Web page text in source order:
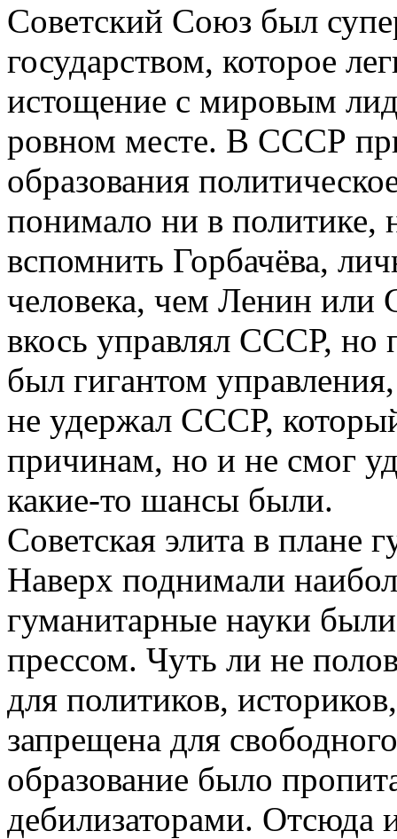
Советский Союз был
государством, которое
истощение с мировым
ровном месте. В СССР
образования
понимало ни в политике,
вспомнить Горбачёва,
человека, чем Ленин или
вкось управлял СССР, но
был гигантом
не удержал СССР,
причинам, но и не смог
какие-то шансы были.
Советская элита в плане
Наверх поднимали
гуманитарные науки
прессом. Чуть ли не
для политиков,
запрещена для
образование было
дебилизаторами. Отсюда